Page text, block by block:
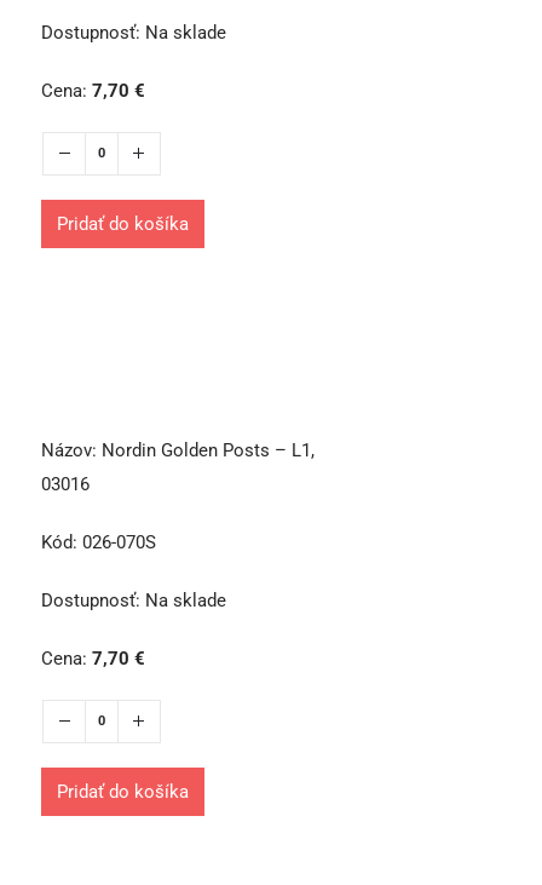
Dostupnosť: Na sklade
Cena: 7,70 €
Pridať do košíka
Názov: Nordin Golden Posts – L1,
03016
Kód: 026-070S
Dostupnosť: Na sklade
Cena: 7,70 €
Pridať do košíka